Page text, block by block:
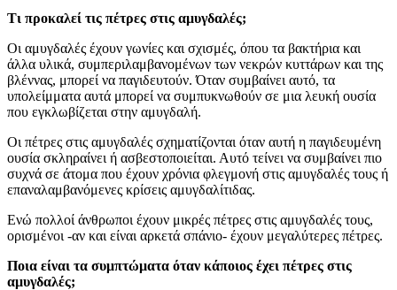
Τι προκαλεί τις πέτρες στις αμυγδαλές;
Οι αμυγδαλές έχουν γωνίες και σχισμές, όπου τα βακτήρια και
άλλα υλικά, συμπεριλαμβανομένων των νεκρών κυττάρων και της
βλέννας, μπορεί να παγιδευτούν. Όταν συμβαίνει αυτό, τα
υπολείμματα αυτά μπορεί να συμπυκνωθούν σε μια λευκή ουσία
που εγκλωβίζεται στην αμυγδαλή.
Οι πέτρες στις αμυγδαλές σχηματίζονται όταν αυτή η παγιδευμένη
ουσία σκληραίνει ή ασβεστοποιείται. Αυτό τείνει να συμβαίνει πιο
συχνά σε άτομα που έχουν χρόνια φλεγμονή στις αμυγδαλές τους ή
επαναλαμβανόμενες κρίσεις αμυγδαλίτιδας.
Ενώ πολλοί άνθρωποι έχουν μικρές πέτρες στις αμυγδαλές τους,
ορισμένοι -αν και είναι αρκετά σπάνιο- έχουν μεγαλύτερες πέτρες.
Ποια είναι τα συμπτώματα όταν κάποιος έχει πέτρες στις
αμυγδαλές;